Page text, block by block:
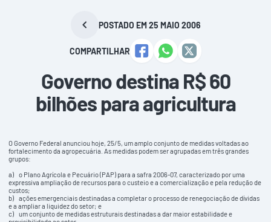
POSTADO EM 25 MAIO 2006
COMPARTILHAR
Governo destina R$ 60
bilhões para agricultura
O Governo Federal anunciou hoje, 25/5, um amplo conjunto de medidas voltadas ao
fortalecimento da agropecuária. As medidas podem ser agrupadas em três grandes
grupos:
a) o Plano Agrícola e Pecuário (PAP) para a safra 2006-07, caracterizado por uma
expressiva ampliação de recursos para o custeio e a comercialização e pela redução de
custos;
b) ações emergenciais destinadas a completar o processo de renegociação de dívidas
e a ampliar a liquidez do setor; e
c) um conjunto de medidas estruturais destinadas a dar maior estabilidade e